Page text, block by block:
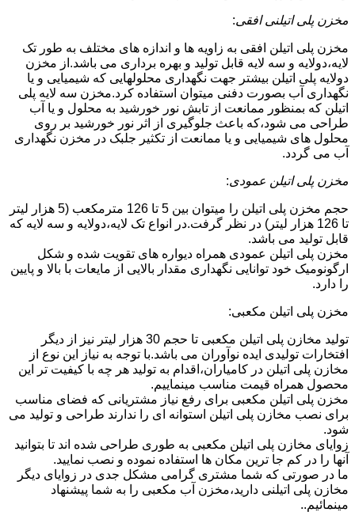
مخزن پلی اتیلنی افقی:
مخزن پلی اتیلن افقی به زاویه ها و اندازه های مختلف به طور تک
لایه،دولایه و سه لایه قابل تولید و بهره برداری می باشد.از مخزن
دولایه پلی اتیلن بیشتر جهت نگهداری محلولهایی که شیمیایی و یا
نگهداری آب بصورت دفنی میتوان استفاده کرد.مخزن سه لایه پلی
اتیلن که بمنظور ممانعت از تابش نور خورشید به محلول و یا آب
طراحی می شود،که باعث جلوگیری از اثر نور خورشید بر روی
محلول های شیمیایی و یا ممانعت از تکثیر جلبک در مخزن نگهداری
آب می گردد.
مخزن پلی اتیلن عمودی:
حجم مخزن پلی اتیلن را میتوان بین 5 تا 126 مترمکعب (5 هزار لیتر
تا 126 هزار لیتر) در نظر گرفت.در انواع تک لایه،دولایه و سه لایه که
قابل تولید می باشد.
مخزن پلی اتیلن عمودی همراه دیواره های تقویت شده و شکل
ارگونومیک خود توانایی نگهداری مقدار بالایی از مایعات با بالا و پایین
را دارد.
مخزن پلی اتیلن مکعبی:
تولید مخازن پلی اتیلن مکعبی تا حجم 30 هزار لیتر نیز از دیگر
افتخارات تولیدی ایده نوآوران می باشد.با توجه به نیاز این نوع از
مخازن پلی اتیلن در کامیاران،اقدام به تولید هر چه با کیفیت تر این
محصول همراه قیمت مناسب مینماییم.
مخزن پلی اتیلن مکعبی برای رفع نیاز مشتریانی که فضای مناسب
برای نصب مخازن پلی اتیلن استوانه ای را ندارند طراحی و تولید می
شود.
زوایای مخازن پلی اتیلن مکعبی به طوری طراحی شده اند تا بتوانید
آنها را در کم جا ترین مکان ها استفاده نموده و نصب نمایید.
ما در صورتی که شما مشتری گرامی مشکل جدی در زوایای دیگر
مخازن پلی اتیلنی دارید،مخزن آب مکعبی را به شما پیشنهاد
مینمائیم..